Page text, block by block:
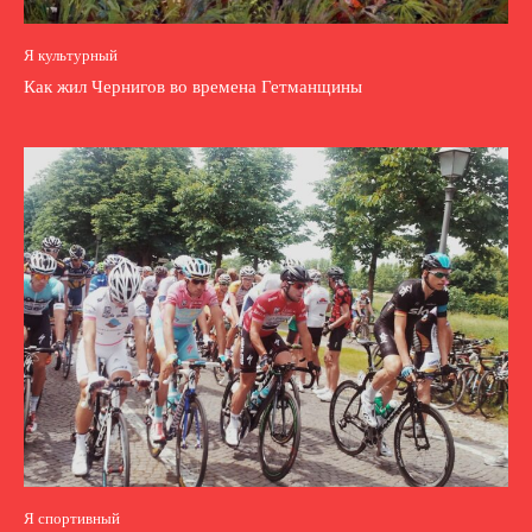
Я культурный
Как жил Чернигов во времена Гетманщины
Я спортивный